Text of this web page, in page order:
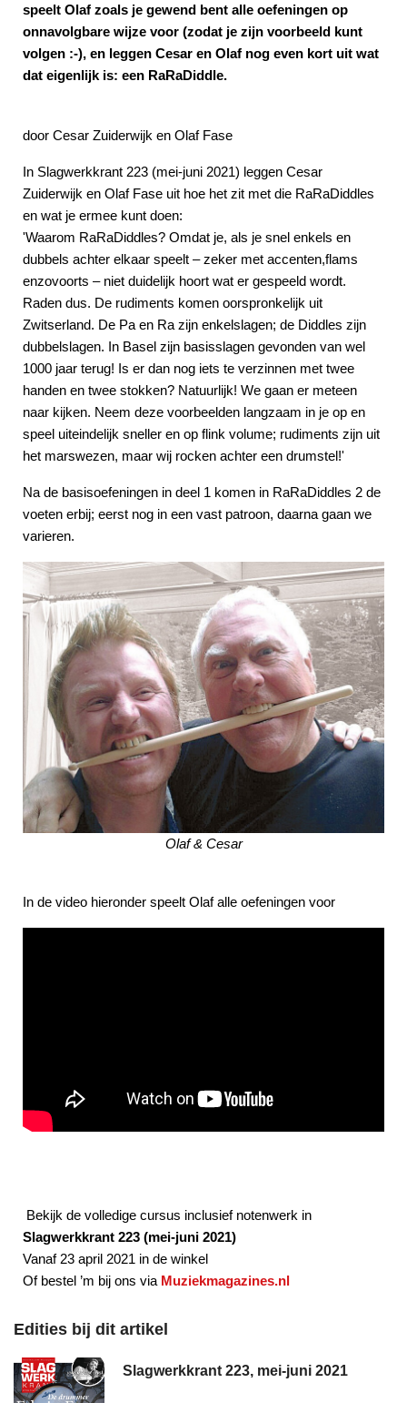
speelt Olaf zoals je gewend bent alle oefeningen op
onnavolgbare wijze voor (zodat je zijn voorbeeld kunt
volgen :-), en leggen Cesar en Olaf nog even kort uit wat
dat eigenlijk is: een RaRaDiddle.
door Cesar Zuiderwijk en Olaf Fase
In Slagwerkkrant 223 (mei-juni 2021) leggen Cesar
Zuiderwijk en Olaf Fase uit hoe het zit met die RaRaDiddles
en wat je ermee kunt doen:
'Waarom RaRaDiddles? Omdat je, als je snel enkels en
dubbels achter elkaar speelt – zeker met accenten,flams
enzovoorts – niet duidelijk hoort wat er gespeeld wordt.
Raden dus. De rudiments komen oorspronkelijk uit
Zwitserland. De Pa en Ra zijn enkelslagen; de Diddles zijn
dubbelslagen. In Basel zijn basisslagen gevonden van wel
1000 jaar terug! Is er dan nog iets te verzinnen met twee
handen en twee stokken? Natuurlijk! We gaan er meteen
naar kijken. Neem deze voorbeelden langzaam in je op en
speel uiteindelijk sneller en op flink volume; rudiments zijn uit
het marswezen, maar wij rocken achter een drumstel!'
Na de basisoefeningen in deel 1 komen in RaRaDiddles 2 de
voeten erbij; eerst nog in een vast patroon, daarna gaan we
varieren.
Olaf & Cesar
In de video hieronder speelt Olaf alle oefeningen voor
Bekijk de volledige cursus inclusief notenwerk in
Slagwerkkrant 223 (mei-juni 2021)
Vanaf 23 april 2021 in de winkel
Of bestel ’m bij ons via Muziekmagazines.nl
Edities bij dit artikel
Slagwerkkrant 223, mei-juni 2021